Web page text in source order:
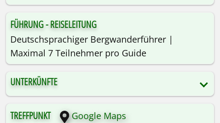
FÜHRUNG - REISELEITUNG
Deutschsprachiger Bergwanderführer |
Maximal 7 Teilnehmer pro Guide
UNTERKÜNFTE
TREFFPUNKT
Google Maps